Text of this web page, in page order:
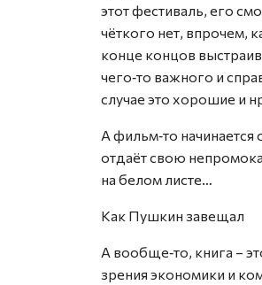
этот фестиваль, его
чёткого нет, впрочем,
конце концов
чего‑то важного и
случае это хорошие и
А фильм‑то
отдаёт свою
на белом листе…
Как Пушкин завещал
А вообще‑то, книга –
зрения экономики и